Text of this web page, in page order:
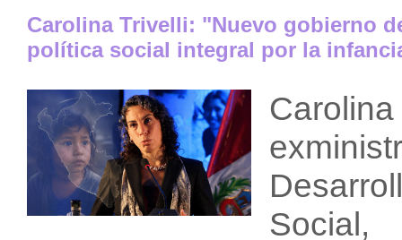
Carolina Trivelli: "Nuevo gobierno
política social integral por la